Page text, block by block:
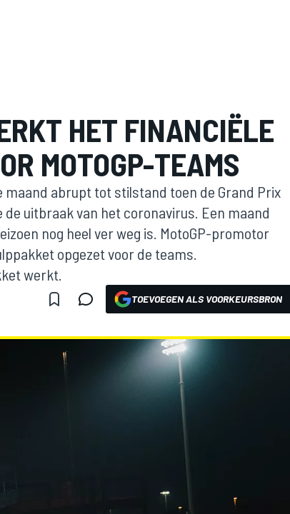
HET FINANCIËLE
MOTOGP-TEAMS
maand abrupt tot stilstand toen de Grand Prix
uitbraak van het coronavirus. Een maand
nog heel ver weg is. MotoGP-promotor
opgezet voor de teams.
werkt.
TOEVOEGEN ALS VOORKEURSBRON